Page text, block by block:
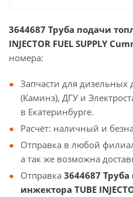
3644687 Труба подачи
INJECTOR FUEL SUPPLY
номера:
Запчасти для дизельных
(Каминз), ДГУ и
в Екатеринбурге.
Расчёт: наличный и
Отправка в любой
а так же возможна
Отправка 3644687
инжектора TUBE